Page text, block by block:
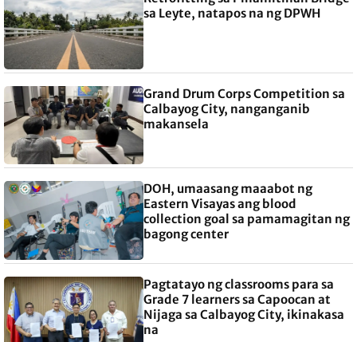
sa Leyte, natapos na ng DPWH
Grand Drum Corps Competition sa
Calbayog City, nanganganib
makansela
DOH, umaasang maaabot ng
Eastern Visayas ang blood
collection goal sa pamamagitan ng
bagong center
Pagtatayo ng classrooms para sa
Grade 7 learners sa Capoocan at
Nijaga sa Calbayog City, ikinakasa
na